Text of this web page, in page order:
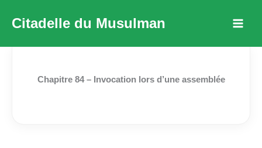
Citadelle du Musulman
Chapitre 84 – Invocation lors d’une assemblée